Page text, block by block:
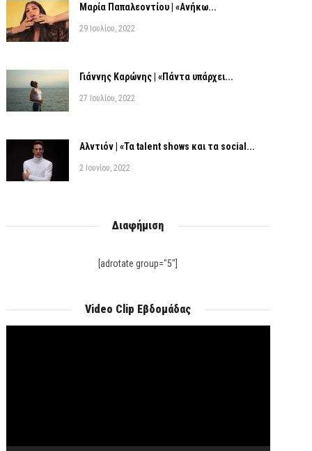
Μαρία Παπαλεοντίου | «Ανήκω...
29 Ιουλίου, 2022
Γιάννης Καρώνης | «Πάντα υπάρχει...
27 Ιουλίου, 2022
Αλντιόν | «Τα talent shows και τα social...
2 Ιουνίου, 2022
Διαφήμιση
[adrotate group="5"]
Video Clip Εβδομάδας